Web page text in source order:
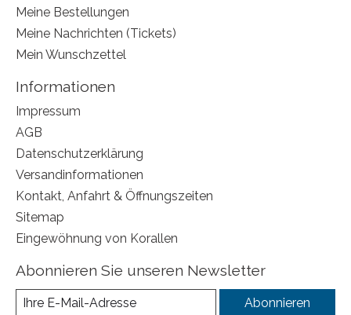
Meine Bestellungen
Meine Nachrichten (Tickets)
Mein Wunschzettel
Informationen
Impressum
AGB
Datenschutzerklärung
Versandinformationen
Kontakt, Anfahrt & Öffnungszeiten
Sitemap
Eingewöhnung von Korallen
Abonnieren Sie unseren Newsletter
Abonnieren